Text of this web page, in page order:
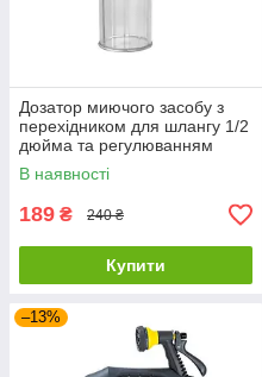
Дозатор миючого засобу з
перехідником для шлангу 1/2
дюйма та регулюванням
подачі води LH-3128
В наявності
189 ₴ 240 ₴
Купити
–13%